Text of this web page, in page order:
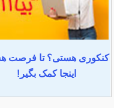
کنکوری هستی؟ تا فرصت
اینجا کمک بگیر!